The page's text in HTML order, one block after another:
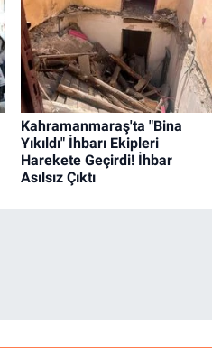
Kahramanmaraş'ta "Bina
Yıkıldı" İhbarı Ekipleri
Harekete Geçirdi! İhbar
Asılsız Çıktı